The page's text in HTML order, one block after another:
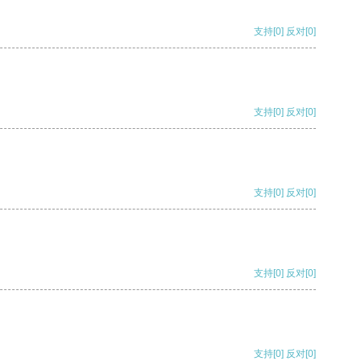
支持[0] 反对[0]
支持[0] 反对[0]
支持[0] 反对[0]
支持[0] 反对[0]
支持[0] 反对[0]